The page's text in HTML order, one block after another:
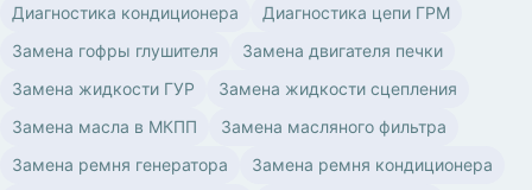
Диагностика кондиционера
Диагностика цепи ГРМ
Замена гофры глушителя
Замена двигателя печки
Замена жидкости ГУР
Замена жидкости сцепления
Замена масла в МКПП
Замена масляного фильтра
Замена ремня генератора
Замена ремня кондиционера